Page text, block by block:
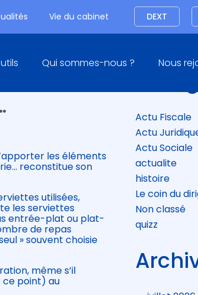
Vie du cabinet Connexion
DEXT
Qui sommes-nous ? Nous
AURAIT
les éléments
reconstitue son
utilisées,
les serviettes
entrée-plat ou plat-
de repas
» souvent choisie
même s’il
ce point) au
Blog
Actu Fiscale
Actu
Actu Sociale
actualite
histoire
Le coin du
Non classé
quizz